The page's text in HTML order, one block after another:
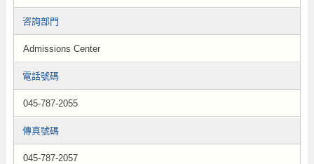
咨詢部門
Admissions Center
電話號碼
045-787-2055
傳真號碼
045-787-2057